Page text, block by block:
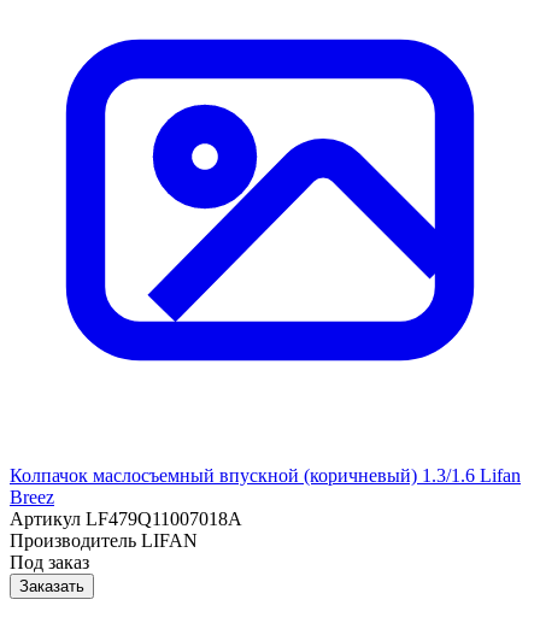
Колпачок маслосъемный впускной (коричневый) 1.3/1.6 Lifan
Breez
Артикул LF479Q11007018A
Производитель LIFAN
Под заказ
Заказать